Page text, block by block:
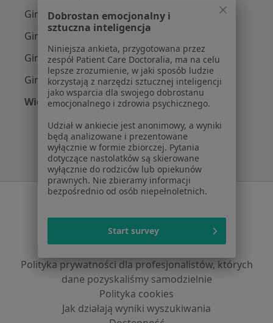
Ginekolodzy z Medicover w Łodzi
Ginekolodzy z NFZ w Łodzi
Ginekolodzy z PZU Zdrowie w Łodzi
Ginekolodzy z TU Zdrowie w Łodzi
Więcej (3)
Serwis
Regulamin
Polityka prywatności pacjentów
Polityka prywatności dla profesjonalistów, których
dane pozyskaliśmy samodzielnie
Polityka cookies
Jak działają wyniki wyszukiwania
Dobrostan emocjonalny i
sztuczna inteligencja
Niniejsza ankieta, przygotowana przez
zespół Patient Care Doctoralia, ma na celu
lepsze zrozumienie, w jaki sposób ludzie
korzystają z narzędzi sztucznej inteligencji
jako wsparcia dla swojego dobrostanu
emocjonalnego i zdrowia psychicznego.
Udział w ankiecie jest anonimowy, a wyniki
będą analizowane i prezentowane
wyłącznie w formie zbiorczej. Pytania
dotyczące nastolatków są skierowane
wyłącznie do rodziców lub opiekunów
prawnych. Nie zbieramy informacji
bezpośrednio od osób niepełnoletnich.
Start survey